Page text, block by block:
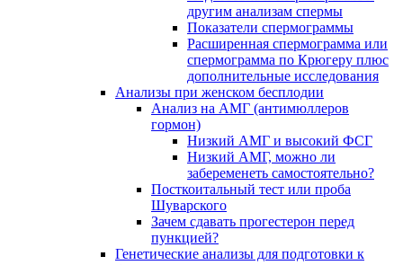
другим анализам спермы
Показатели спермограммы
Расширенная спермограмма или
спермограмма по Крюгеру плюс
дополнительные исследования
Анализы при женском бесплодии
Анализ на АМГ (антимюллеров
гормон)
Низкий АМГ и высокий ФСГ
Низкий АМГ, можно ли
забеременеть самостоятельно?
Посткоитальный тест или проба
Шуварского
Зачем сдавать прогестерон перед
пункцией?
Генетические анализы для подготовки к